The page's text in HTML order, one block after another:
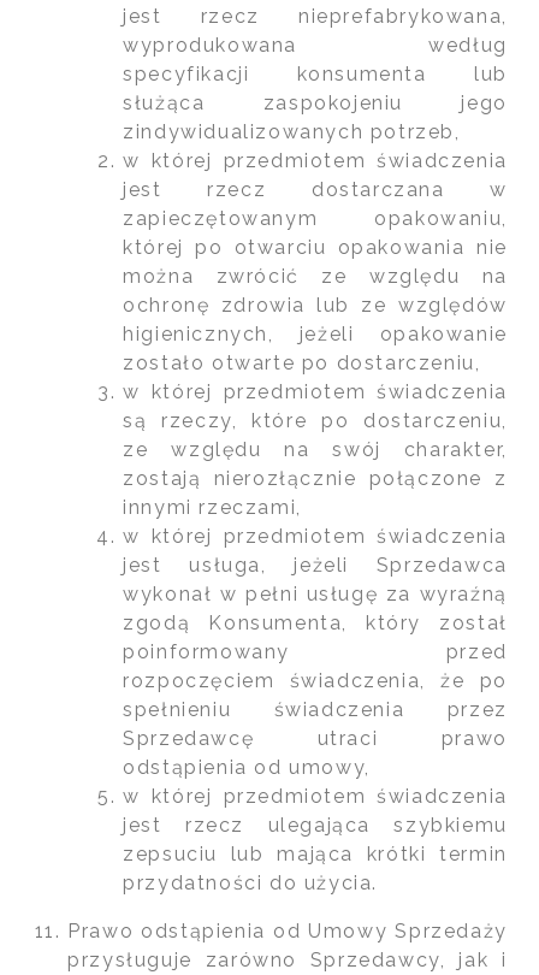
jest rzecz nieprefabrykowana,
wyprodukowana według
specyfikacji konsumenta lub
służąca zaspokojeniu jego
zindywidualizowanych potrzeb,
w której przedmiotem świadczenia
jest rzecz dostarczana w
zapieczętowanym opakowaniu,
której po otwarciu opakowania nie
można zwrócić ze względu na
ochronę zdrowia lub ze względów
higienicznych, jeżeli opakowanie
zostało otwarte po dostarczeniu,
w której przedmiotem świadczenia
są rzeczy, które po dostarczeniu,
ze względu na swój charakter,
zostają nierozłącznie połączone z
innymi rzeczami,
w której przedmiotem świadczenia
jest usługa, jeżeli Sprzedawca
wykonał w pełni usługę za wyraźną
zgodą Konsumenta, który został
poinformowany przed
rozpoczęciem świadczenia, że po
spełnieniu świadczenia przez
Sprzedawcę utraci prawo
odstąpienia od umowy,
w której przedmiotem świadczenia
jest rzecz ulegająca szybkiemu
zepsuciu lub mająca krótki termin
przydatności do użycia.
Prawo odstąpienia od Umowy Sprzedaży
przysługuje zarówno Sprzedawcy, jak i